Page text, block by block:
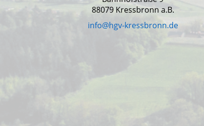
88079 Kressbronn a.B.
info@hgv-kressbronn.de